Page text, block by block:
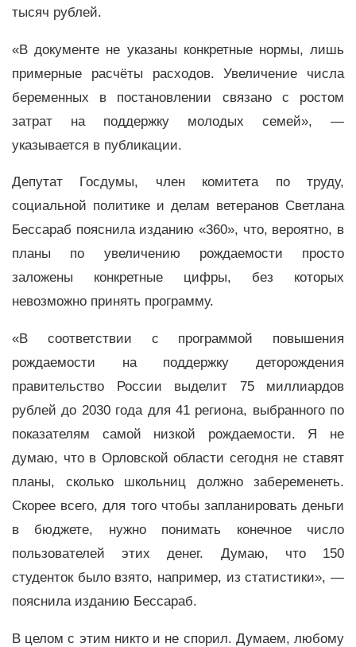
тысяч рублей.
«В документе не указаны конкретные нормы, лишь
примерные расчёты расходов. Увеличение числа
беременных в постановлении связано с ростом
затрат на поддержку молодых семей», —
указывается в публикации.
Депутат Госдумы, член комитета по труду,
социальной политике и делам ветеранов Светлана
Бессараб пояснила изданию «360», что, вероятно, в
планы по увеличению рождаемости просто
заложены конкретные цифры, без которых
невозможно принять программу.
«В соответствии с программой повышения
рождаемости на поддержку деторождения
правительство России выделит 75 миллиардов
рублей до 2030 года для 41 региона, выбранного по
показателям самой низкой рождаемости. Я не
думаю, что в Орловской области сегодня не ставят
планы, сколько школьниц должно забеременеть.
Скорее всего, для того чтобы запланировать деньги
в бюджете, нужно понимать конечное число
пользователей этих денег. Думаю, что 150
студенток было взято, например, из статистики», —
пояснила изданию Бессараб.
В целом с этим никто и не спорил. Думаем, любому